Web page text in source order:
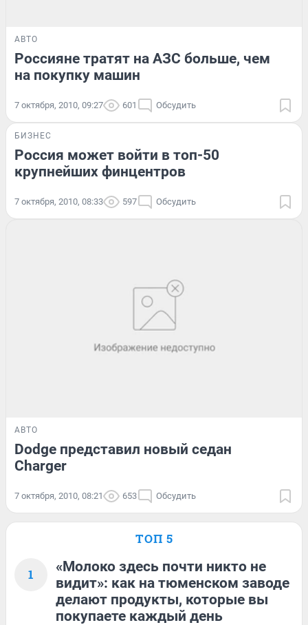
АВТО
Россияне тратят на АЗС больше, чем
на покупку машин
7 октября, 2010, 09:27 601 Обсудить
БИЗНЕС
Россия может войти в топ-50
крупнейших финцентров
7 октября, 2010, 08:33 597 Обсудить
АВТО
Dodge представил новый седан
Charger
7 октября, 2010, 08:21 653 Обсудить
ТОП 5
1
«Молоко здесь почти никто не
видит»: как на тюменском заводе
делают продукты, которые вы
покупаете каждый день